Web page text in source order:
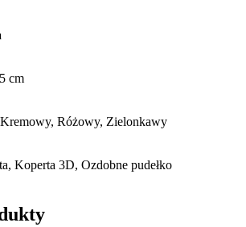
cm
Kremowy, Różowy, Zielonkawy
Koperta 3D, Ozdobne pudełko